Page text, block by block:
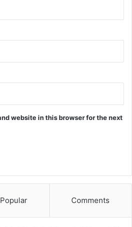
website in this browser for the next
Popular Comments